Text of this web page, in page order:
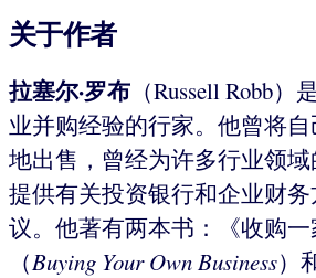
关于作者
拉塞尔·罗布 （Russell Robb
业并购经验的行家。他曾将
地出售，曾经为许多行业领
提供有关投资银行和企业财
议。他著有两本书：《收购一
（Buying Your OwnBusiness）